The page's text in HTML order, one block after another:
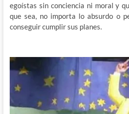
egoístas sin conciencia ni moral y
que sea, no importa lo absurdo o
conseguir cumplir sus planes.